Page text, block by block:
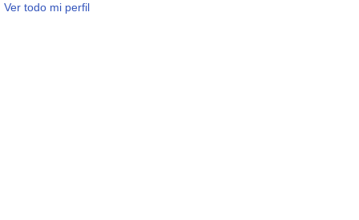
Ver todo mi perfil